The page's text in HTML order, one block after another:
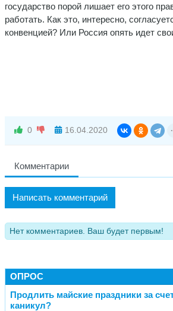
государство порой лишает его этого
работать. Как это, интересно,
конвенцией? Или Россия опять идет
0 16.04.2020
Комментарии
Написать комментарий
Нет комментариев. Ваш будет первым!
ОПРОС
Продлить майские праздники за
каникул?